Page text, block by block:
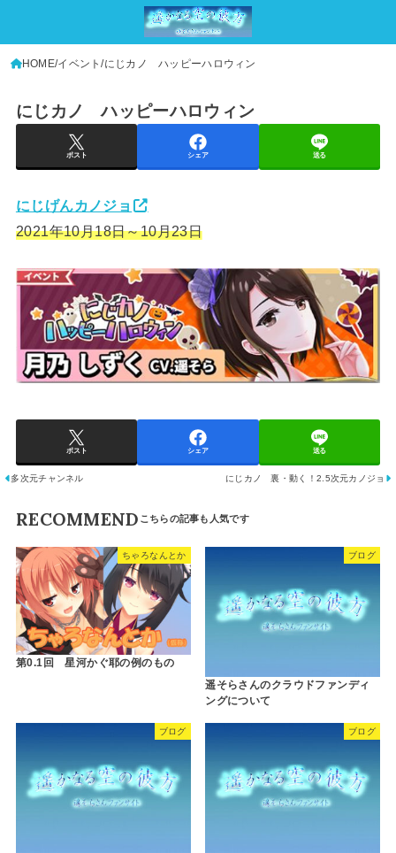
HOME イベント にじカノ ハッピーハロウィン
にじカノ ハッピーハロウィン
ポスト シェア 送る
にじげんカノジョ
2021年10月18日～10月23日
ポスト シェア 送る
多次元チャンネル にじカノ 裏・動く！2.5次元カノジョ
RECOMMEND
ちゃろなんとか
第0.1回 星河かぐ耶の例のもの
ブログ
遥そらさんのクラウドファンディ
ングについて
ブログ ブログ